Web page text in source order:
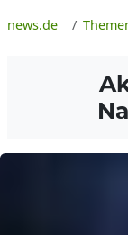
news.de